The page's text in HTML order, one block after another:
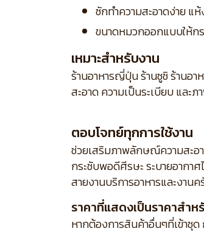
ซักทำความสะอาดง่าย แ
ขนาดหมวกออกแบบให้ก
เหมาะสำหรับงาน
ร้านอาหารญี่ปุ่น ร้านซูชิ ร้านอา
สะอาด ความเป็นระเบียบ แล
ตอบโจทย์ทุกการใช้งาน
ช่วยเสริมภาพลักษณ์ความสะอ
กระชับพอดีศีรษะ ระบายอากา
สายงานบริการอาหารและงาน
ราคาที่แสดงเป็นราคาสำห
หากต้องการสินค้าอื่นๆที่เข้าชุ